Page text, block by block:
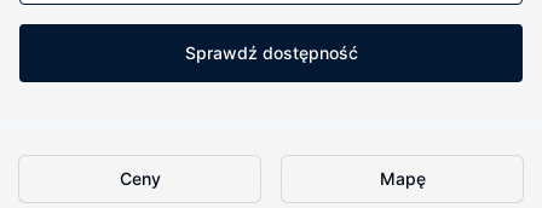
Sprawdź dostępność
Ceny Mapę